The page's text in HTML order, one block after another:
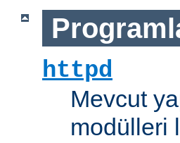
httpd
Mevcut
modülleri